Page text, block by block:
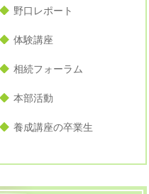
野口レポート
体験講座
相続フォーラム
本部活動
養成講座の卒業生